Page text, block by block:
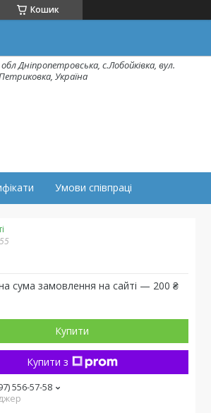
Кошик
Дніпропетровська, с.Лобойківка, вул.
Україна
Умови співпраці
сума замовлення на сайті — 200 ₴
Купити
Купити з
556-57-58